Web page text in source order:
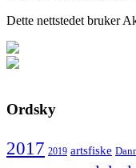
Dette nettstedet bruker
Ordsky
2017 2019 artsfiske